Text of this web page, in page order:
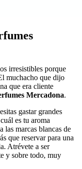
irresistibles porque
muchacho que dijo
que era cliente
Mercadona.
gastar grandes
es tu aroma
las marcas blancas de
que reservar para una
Atrévete a ser
y sobre todo, muy